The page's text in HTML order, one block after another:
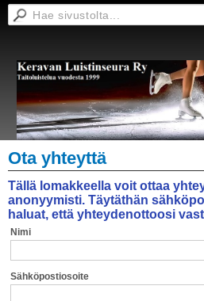
Ota yhteyttä
Tällä lomakkeella voit ottaa
anonyymisti. Täytäthän
haluat, että yhteydenottoosi
Nimi
Sähköpostiosoite